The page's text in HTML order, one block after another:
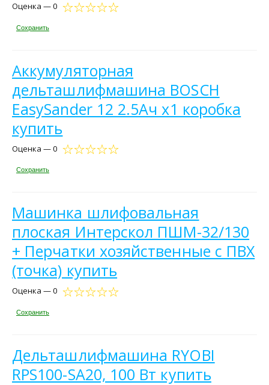
Оценка — 0
Сохранить
Аккумуляторная
дельташлифмашина BOSCH
EasySander 12 2.5Ач х1 коробка
купить
Оценка — 0
Сохранить
Машинка шлифовальная
плоская Интерскол ПШМ-32/130
+ Перчатки хозяйственные с ПВХ
(точка) купить
Оценка — 0
Сохранить
Дельташлифмашина RYOBI
RPS100-SA20, 100 Вт купить